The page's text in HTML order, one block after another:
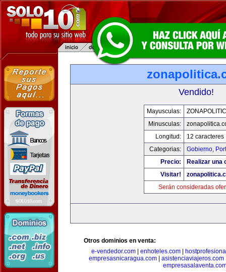
Vendido!
Mayusculas:
Minusculas:
Longitud:
12 caracteres
Categorias:
Gobierno,
Precio:
Realizar una
Visitar!
Serán consideradas
Otros dominios en venta:
e-vendedor.com| enhoteles.com|
empresasnicaragua.com| asistenciaviajeros.com